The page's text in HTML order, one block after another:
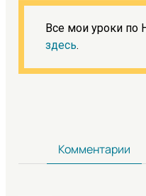
Все мои уроки по
здесь.
Комментарии